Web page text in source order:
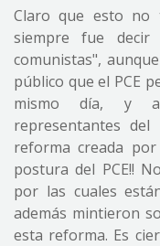
Claro que esto no
siempre fue
comunistas",
público que el PCE
mismo día, y al
representantes
reforma creada
postura del PCE!!
por las cuales
además mintieron
esta reforma. Es